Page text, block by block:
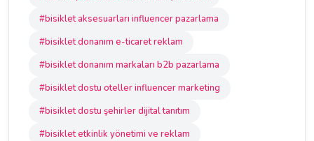
#bisiklet aksesuarları influencer pazarlama
#bisiklet donanım e-ticaret reklam
#bisiklet donanım markaları b2b pazarlama
#bisiklet dostu oteller influencer marketing
#bisiklet dostu şehirler dijital tanıtım
#bisiklet etkinlik yönetimi ve reklam